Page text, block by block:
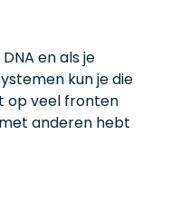
en als je
kun je die
op veel fronten
anderen hebt